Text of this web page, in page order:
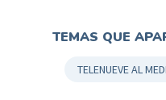
TEMAS QUE
TELENUEVE AL